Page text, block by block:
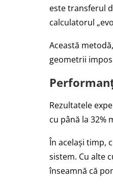
este transferul
calculatorul
Această
geometrii
Rezultatele
cu până la 32%
În același timp,
sistem. Cu alte
înseamnă că